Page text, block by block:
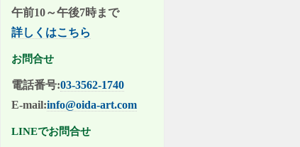
午前10～午後7時まで
詳しくはこちら
お問合せ
電話番号:03-3562-1740
E-mail:info@oida-art.com
LINEでお問合せ